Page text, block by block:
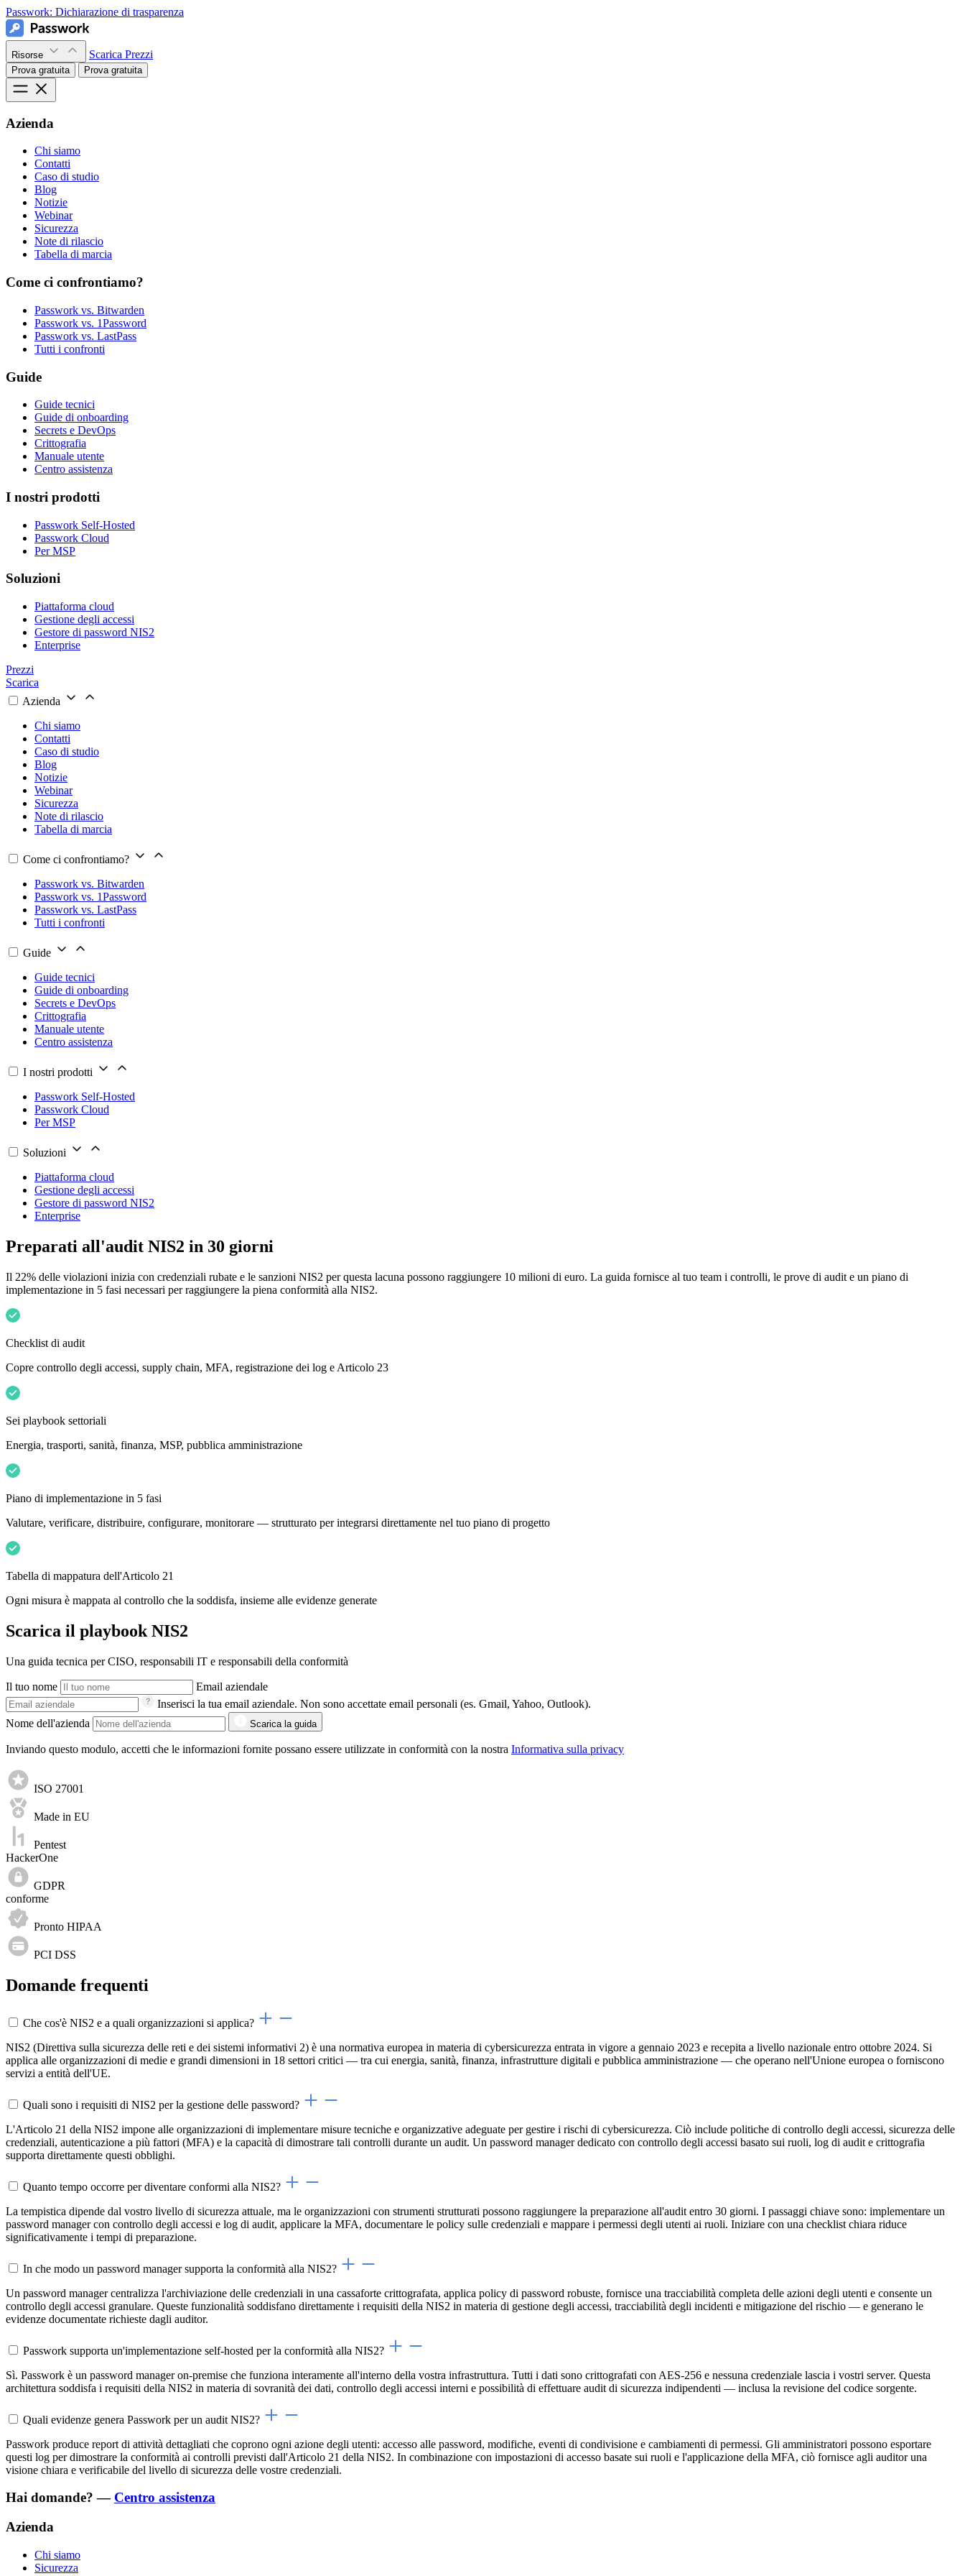
Passwork: Dichiarazione di trasparenza
Risorse Scarica Prezzi
Prova gratuita Prova gratuita
Azienda
Chi siamo
Contatti
Caso di studio
Blog
Notizie
Webinar
Sicurezza
Note di rilascio
Tabella di marcia
Come ci confrontiamo?
Passwork vs. Bitwarden
Passwork vs. 1Password
Passwork vs. LastPass
Tutti i confronti
Guide
Guide tecnici
Guide di onboarding
Secrets e DevOps
Crittografia
Manuale utente
Centro assistenza
I nostri prodotti
Passwork Self-Hosted
Passwork Cloud
Per MSP
Soluzioni
Piattaforma cloud
Gestione degli accessi
Gestore di password NIS2
Enterprise
Prezzi
Scarica
Azienda
Chi siamo
Contatti
Caso di studio
Blog
Notizie
Webinar
Sicurezza
Note di rilascio
Tabella di marcia
Come ci confrontiamo?
Passwork vs. Bitwarden
Passwork vs. 1Password
Passwork vs. LastPass
Tutti i confronti
Guide
Guide tecnici
Guide di onboarding
Secrets e DevOps
Crittografia
Manuale utente
Centro assistenza
I nostri prodotti
Passwork Self-Hosted
Passwork Cloud
Per MSP
Soluzioni
Piattaforma cloud
Gestione degli accessi
Gestore di password NIS2
Enterprise
Preparati all'audit NIS2 in 30 giorni
Il 22% delle violazioni inizia con credenziali rubate e le sanzioni NIS2 per questa lacuna possono raggiungere 10 milioni di euro. La guida fornisce al tuo team i controlli, le prove di audit e un piano di
implementazione in 5 fasi necessari per raggiungere la piena conformità alla NIS2.
Checklist di audit
Copre controllo degli accessi, supply chain, MFA, registrazione dei log e Articolo 23
Sei playbook settoriali
Energia, trasporti, sanità, finanza, MSP, pubblica amministrazione
Piano di implementazione in 5 fasi
Valutare, verificare, distribuire, configurare, monitorare — strutturato per integrarsi direttamente nel tuo piano di progetto
Tabella di mappatura dell'Articolo 21
Ogni misura è mappata al controllo che la soddisfa, insieme alle evidenze generate
Scarica il playbook NIS2
Una guida tecnica per CISO, responsabili IT e responsabili della conformità
Il tuo nome
Email aziendale
Inserisci la tua email aziendale. Non sono accettate email personali (es. Gmail, Yahoo, Outlook).
Nome dell'azienda
Scarica la guida
Inviando questo modulo, accetti che le informazioni fornite possano essere utilizzate in conformità con la nostra Informativa sulla privacy
ISO 27001
Made in EU
Pentest
HackerOne
GDPR
conforme
Pronto HIPAA
PCI DSS
Domande frequenti
Che cos'è NIS2 e a quali organizzazioni si applica?
NIS2 (Direttiva sulla sicurezza delle reti e dei sistemi informativi 2) è una normativa europea in materia di cybersicurezza entrata in vigore a gennaio 2023 e recepita a livello nazionale entro ottobre 2024. Si
applica alle organizzazioni di medie e grandi dimensioni in 18 settori critici — tra cui energia, sanità, finanza, infrastrutture digitali e pubblica amministrazione — che operano nell'Unione europea o forniscono
servizi a entità dell'UE.
Quali sono i requisiti di NIS2 per la gestione delle password?
L'Articolo 21 della NIS2 impone alle organizzazioni di implementare misure tecniche e organizzative adeguate per gestire i rischi di cybersicurezza. Ciò include politiche di controllo degli accessi, sicurezza delle
credenziali, autenticazione a più fattori (MFA) e la capacità di dimostrare tali controlli durante un audit. Un password manager dedicato con controllo degli accessi basato sui ruoli, log di audit e crittografia
supporta direttamente questi obblighi.
Quanto tempo occorre per diventare conformi alla NIS2?
La tempistica dipende dal vostro livello di sicurezza attuale, ma le organizzazioni con strumenti strutturati possono raggiungere la preparazione all'audit entro 30 giorni. I passaggi chiave sono: implementare un
password manager con controllo degli accessi e log di audit, applicare la MFA, documentare le policy sulle credenziali e mappare i permessi degli utenti ai ruoli. Iniziare con una checklist chiara riduce
significativamente i tempi di preparazione.
In che modo un password manager supporta la conformità alla NIS2?
Un password manager centralizza l'archiviazione delle credenziali in una cassaforte crittografata, applica policy di password robuste, fornisce una tracciabilità completa delle azioni degli utenti e consente un
controllo degli accessi granulare. Queste funzionalità soddisfano direttamente i requisiti della NIS2 in materia di gestione degli accessi, tracciabilità degli incidenti e mitigazione del rischio — e generano le
evidenze documentate richieste dagli auditor.
Passwork supporta un'implementazione self-hosted per la conformità alla NIS2?
Sì. Passwork è un password manager on-premise che funziona interamente all'interno della vostra infrastruttura. Tutti i dati sono crittografati con AES-256 e nessuna credenziale lascia i vostri server. Questa
architettura soddisfa i requisiti della NIS2 in materia di sovranità dei dati, controllo degli accessi interni e possibilità di effettuare audit di sicurezza indipendenti — inclusa la revisione del codice sorgente.
Quali evidenze genera Passwork per un audit NIS2?
Passwork produce report di attività dettagliati che coprono ogni azione degli utenti: accesso alle password, modifiche, eventi di condivisione e cambiamenti di permessi. Gli amministratori possono esportare
questi log per dimostrare la conformità ai controlli previsti dall'Articolo 21 della NIS2. In combinazione con impostazioni di accesso basate sui ruoli e l'applicazione della MFA, ciò fornisce agli auditor una
visione chiara e verificabile del livello di sicurezza delle vostre credenziali.
Hai domande? — Centro assistenza
Azienda
Chi siamo
Sicurezza